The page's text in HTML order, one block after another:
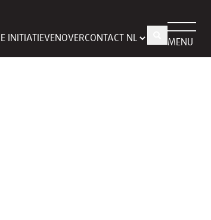
INITIATIEVENOVERCONTACT MENU